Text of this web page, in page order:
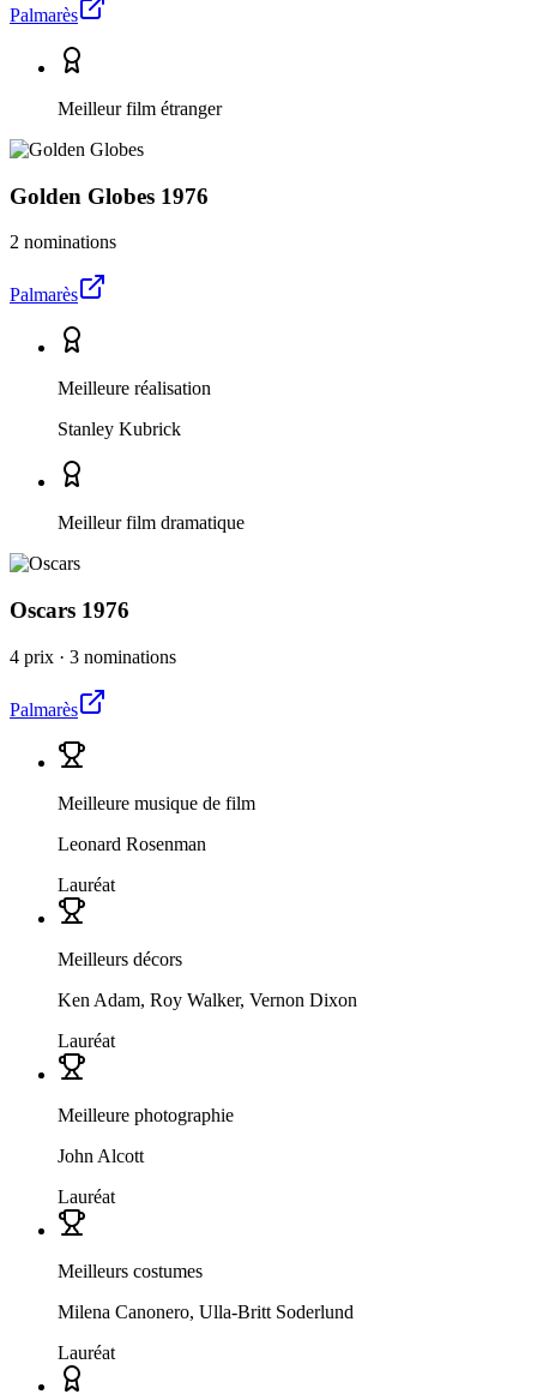
Palmarès
Meilleur film étranger
Golden Globes 1976
2 nominations
Palmarès
Meilleure réalisation
Stanley Kubrick
Meilleur film dramatique
Oscars 1976
4 prix · 3 nominations
Palmarès
Meilleure musique de film
Leonard Rosenman
Lauréat
Meilleurs décors
Ken Adam, Roy Walker, Vernon Dixon
Lauréat
Meilleure photographie
John Alcott
Lauréat
Meilleurs costumes
Milena Canonero, Ulla-Britt Soderlund
Lauréat